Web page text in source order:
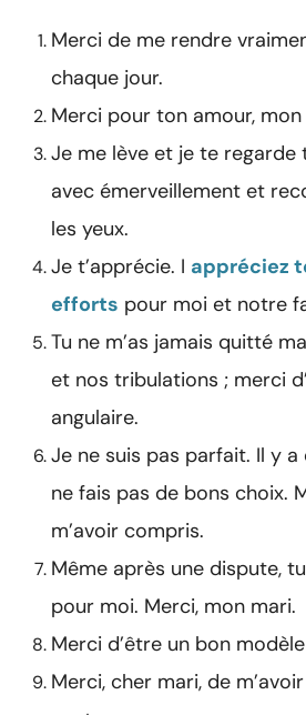
Merci de me rendre
chaque jour.
Merci pour ton amour, mon
Je me lève et je te regarde
avec émerveillement et
les yeux.
Je t’apprécie. I appréciez
efforts pour moi et notre
Tu ne m’as jamais quitté
et nos tribulations ; merci
angulaire.
Je ne suis pas parfait. Il y
ne fais pas de bons choix.
m’avoir compris.
Même après une dispute,
pour moi. Merci, mon mari.
Merci d’être un bon
Merci, cher mari, de